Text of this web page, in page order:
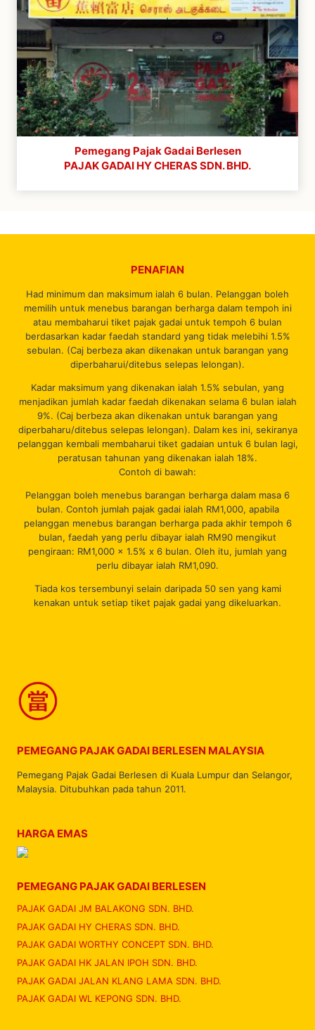
Pemegang Pajak Gadai Berlesen
PAJAK GADAI HY CHERAS SDN. BHD.
PENAFIAN
Had minimum dan maksimum ialah 6 bulan. Pelanggan boleh
memilih untuk menebus barangan berharga dalam tempoh ini
atau membaharui tiket pajak gadai untuk tempoh 6 bulan
berdasarkan kadar faedah standard yang tidak melebihi 1.5%
sebulan. (Caj berbeza akan dikenakan untuk barangan yang
diperbaharui/ditebus selepas lelongan).
Kadar maksimum yang dikenakan ialah 1.5% sebulan, yang
menjadikan jumlah kadar faedah dikenakan selama 6 bulan ialah
9%. (Caj berbeza akan dikenakan untuk barangan yang
diperbaharu/ditebus selepas lelongan). Dalam kes ini, sekiranya
pelanggan kembali membaharui tiket gadaian untuk 6 bulan lagi,
peratusan tahunan yang dikenakan ialah 18%.
Contoh di bawah:
Pelanggan boleh menebus barangan berharga dalam masa 6
bulan. Contoh jumlah pajak gadai ialah RM1,000, apabila
pelanggan menebus barangan berharga pada akhir tempoh 6
bulan, faedah yang perlu dibayar ialah RM90 mengikut
pengiraan: RM1,000 x 1.5% x 6 bulan. Oleh itu, jumlah yang
perlu dibayar ialah RM1,090.
Tiada kos tersembunyi selain daripada 50 sen yang kami
kenakan untuk setiap tiket pajak gadai yang dikeluarkan.
PEMEGANG PAJAK GADAI BERLESEN MALAYSIA
Pemegang Pajak Gadai Berlesen di Kuala Lumpur dan Selangor,
Malaysia. Ditubuhkan pada tahun 2011.
HARGA EMAS
PEMEGANG PAJAK GADAI BERLESEN
PAJAK GADAI JM BALAKONG SDN. BHD.
PAJAK GADAI HY CHERAS SDN. BHD.
PAJAK GADAI WORTHY CONCEPT SDN. BHD.
PAJAK GADAI HK JALAN IPOH SDN. BHD.
PAJAK GADAI JALAN KLANG LAMA SDN. BHD.
PAJAK GADAI WL KEPONG SDN. BHD.